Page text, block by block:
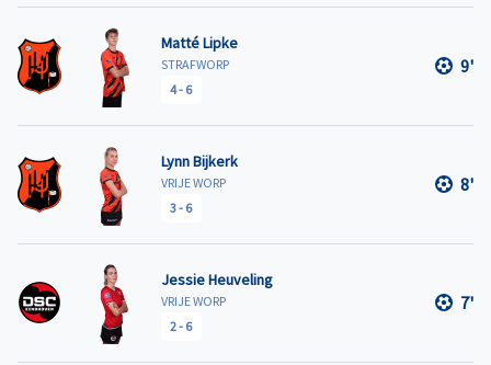
Matté Lipke
STRAFWORP
4- 6
9'
Lynn Bijkerk
VRIJE WORP
3- 6
8'
Jessie Heuveling
VRIJE WORP
2- 6
7'